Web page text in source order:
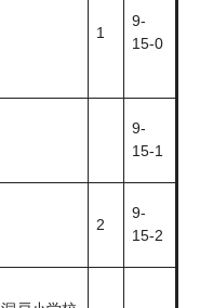
1
9-
15-0
9-
15-1
2
9-
15-2